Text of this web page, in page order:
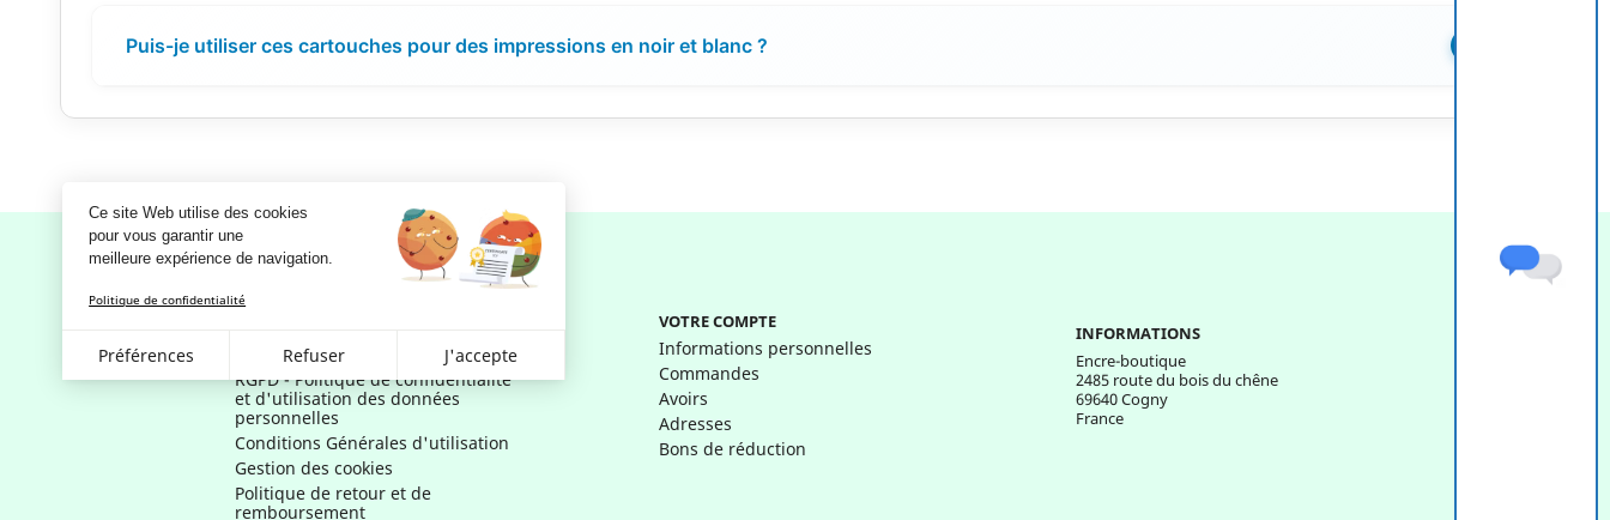
Ce site Web utilise des cookies
pour vous garantir une
meilleure expérience de navigation.
Politique de confidentialité
Préférences Refuser J'accepte
Puis-je utiliser ces cartouches pour des impressions en noir et blanc ?
Mentions légales
RGPD - Politique de confidentialité
et d'utilisation des données
personnelles
Conditions Générales d'utilisation
Gestion des cookies
Politique de retour et de
remboursement
VOTRE COMPTE
Informations personnelles
Commandes
Avoirs
Adresses
Bons de réduction
INFORMATIONS
Encre-boutique
2485 route du bois du chêne
69640 Cogny
France